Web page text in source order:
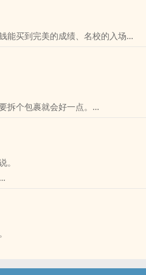
测失控。
铺好一条通往地狱的路。
。」
！」
了名的高冷男神——祁行舟。
气地喊：
次对人生产生了怀疑。
妈恋爱结婚的爆笑故事。
得幸福的故事。
，人生信条是「感情只会影响赚钱
，表面像个不修边幅的艺术怪人，
居修正协议》，客厅中央贴上胶
唐同居生活。
太严重。
是巧合。
人知晓的暗恋、一个藏了整整青
慢浮出水面。
就在她不知道的岁月里，偷偷喜
抱彼此人生的限时契约。
能买到完美的成绩、名校的入场
也最奢华的「空中楼阁」。
的财阀权贵二代，他们优雅、高
赛局。而为了应付社会观感，学
「平民特招生」——他们被视为误
挂与随叫随到的免费工具。
霸袁亦晴，迎着烈日踩着破旧脚
母车的黑色隔音玻璃后，居高临
一场拿了 100 分打破不败神话的
买卖与集体舞弊的校园风暴被撕
自尊间挣扎的伪装者、戴着耳机
、校董会上的终极审判……
拆个包裹就会好一点。
有感情的工作机器。 而她，凌晨
爆掉。
原本只是互相嫌弃。 却在一次次
最放不下的人。 她教他怎么生
进你心里。
。
黑暗中映出自己的任何东西。
己。
到深山中的村庄奔丧。这里依旧
子都被红布覆盖，太阳下山后无
。